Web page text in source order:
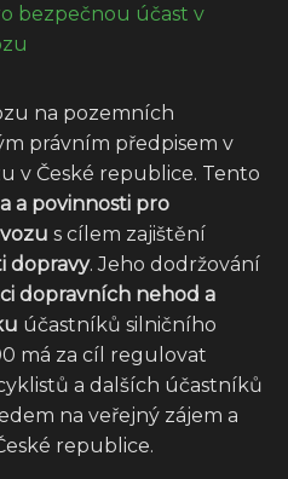
bezpečnou účast v
na pozemních
právním předpisem v
v České republice. Tento
a povinnosti pro
s cílem zajištění
dopravy. Jeho dodržování
dopravních nehod a
účastníků silničního
má za cíl regulovat
a dalších účastníků
na veřejný zájem a
republice.